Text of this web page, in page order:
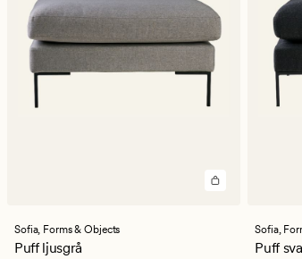
Sofia, Forms & Objects
Puff ljusgrå
Sofia,
Puff